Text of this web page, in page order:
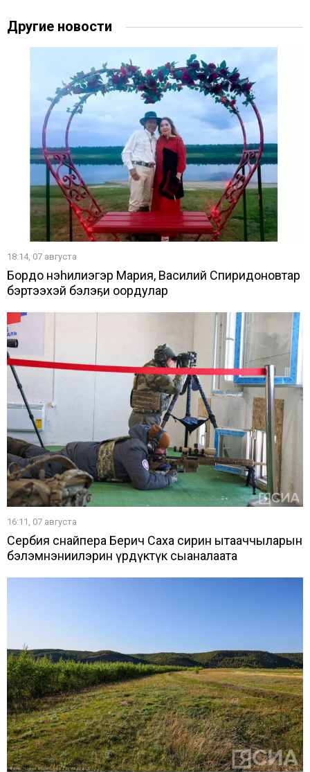
Другие новости
18:14, 07 августа
Бордоҥ нэһилиэгэр Мария, Василий Спиридоновтар
бэртээхэй бэлэҕи оҥордулар
16:11, 07 августа
Сербия снайпера Берич Саха сирин ытааччыларын
бэлэмнэниилэрин үрдүктүк сыаналаата